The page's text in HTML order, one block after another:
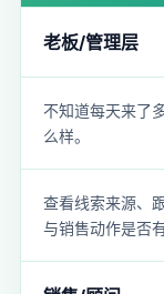
老板/管理层
不知道每天来了
么样。
查看线索来源、
与销售动作是否有